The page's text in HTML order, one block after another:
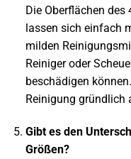
Die Oberflächen des
lassen sich einfach
milden
Reiniger oder
beschädigen
Reinigung gründlich
Gibt es den
Größen?